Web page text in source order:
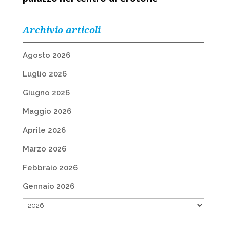
Archivio articoli
Agosto 2026
Luglio 2026
Giugno 2026
Maggio 2026
Aprile 2026
Marzo 2026
Febbraio 2026
Gennaio 2026